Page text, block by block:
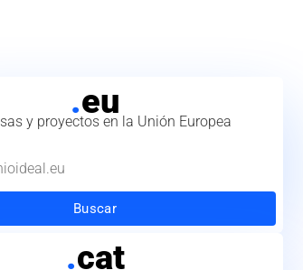
.eu
y proyectos en la Unión Europea
Buscar
.cat